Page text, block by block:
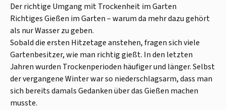
Der richtige Umgang mit Trockenheit im Garten
Richtiges Gießen im Garten – warum da mehr dazu gehört
als nur Wasser zu geben.
Sobald die ersten Hitzetage anstehen, fragen sich viele
Gartenbesitzer, wie man richtig gießt. In den letzten
Jahren wurden Trockenperioden häufiger und länger. Selbst
der vergangene Winter war so niederschlagsarm, dass man
sich bereits damals Gedanken über das Gießen machen
musste.